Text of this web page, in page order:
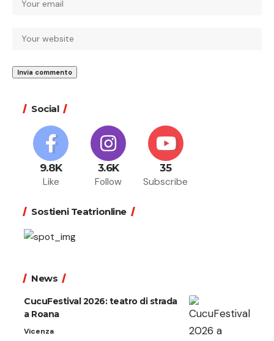
Social
9.8K
Like
3.6K
Follow
35
Subscribe
Sostieni Teatrionline
News
CucuFestival 2026: teatro di strada
a Roana
Vicenza